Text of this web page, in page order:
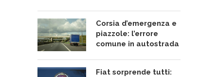
Corsia d’emergenza e
piazzole: l’errore
comune in autostrada
Fiat sorprende tutti: